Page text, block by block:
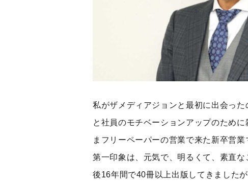
私がザメディアジョンと最初に出会っ
と社員のモチベーションアップのため
まフリーペーパーの営業で来た新卒営
第一印象は、元気で、明るくて、素直
後16年間で40冊以上出版してきました